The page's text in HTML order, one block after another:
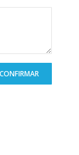
CONFIRMAR